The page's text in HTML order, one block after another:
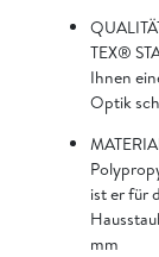
TEX®
Ihnen
Optik
ist er für
mm